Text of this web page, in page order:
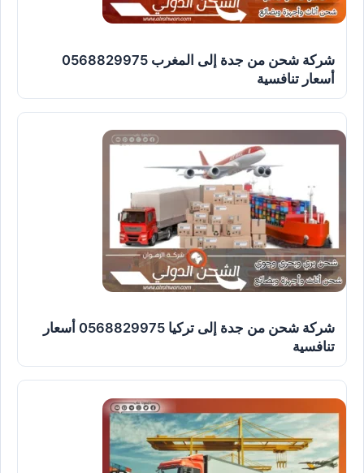
شركة شحن من جدة إلى المغرب 0568829975
أسعار تنافسية
شركة شحن من جدة إلى تركيا 0568829975 أسعار
تنافسية